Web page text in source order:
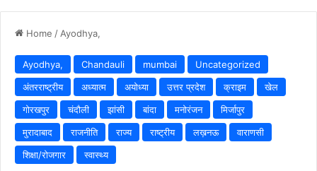
Home / Ayodhya,
Ayodhya, Chandauli mumbai
Uncategorized
अंतरराष्ट्रीय
अध्यात्म अयोध्या उत्तर प्रदेश क्राइम
खेल
गोरखपुर
चंदौली झांसी बांदा मनोरंजन
मिर्जापुर
मुरादाबाद
राजनीति राज्य राष्ट्रीय लख़नऊ
वाराणसी
शिक्षा/रोजगार
स्वास्थ्य